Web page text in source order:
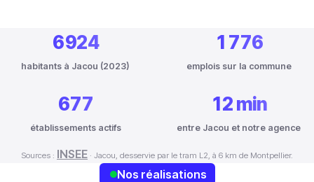
6 924
habitants à Jacou (2023)
1 776
emplois sur la commune
677
établissements actifs
12 min
entre Jacou et notre agence
Sources : INSEE · Jacou, desservie par le tram L2, à 6 km de Montpellier.
Nos réalisations